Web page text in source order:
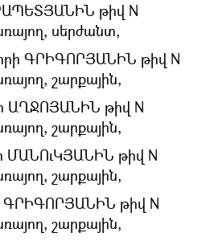
թիվ N
սերժանտ,
ԳՐԻԳՈՐՅԱՆԻՆ թիվ N
շարքային,
ԱՂՋՈՅԱՆԻՆ թիվ N
շարքային,
ՄԱՆՈւԿՅԱՆԻՆ թիվ N
շարքային,
ԳՐԻԳՈՐՅԱՆԻՆ թիվ N
շարքային,